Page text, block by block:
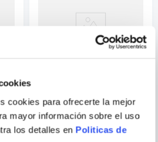
cookies para ofrecerte la mejor
mayor información sobre el uso
los detalles en Politicas de
CHRISTOPHER K.
GERMER
EL PODER DEL MINDFULNESS